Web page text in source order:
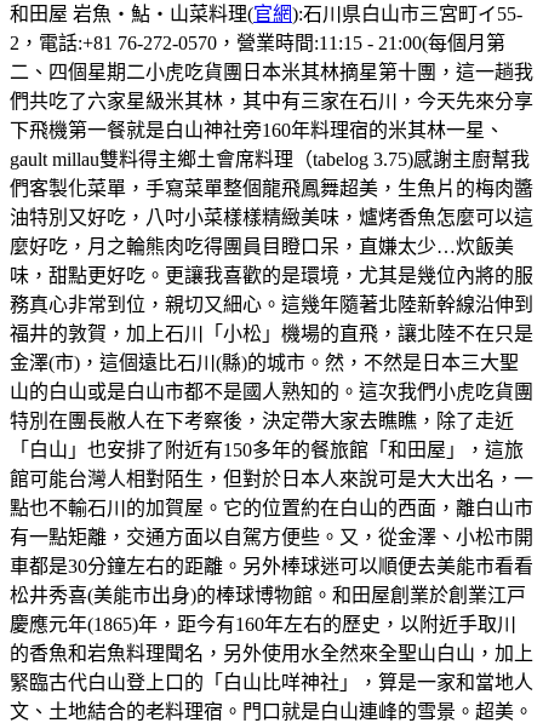
和田屋 岩魚・鮎・山菜料理(官網):石川県白山市三宮町イ55-
2，電話:+81 76-272-0570，營業時間:11:15 - 21:00(每個月第
二、四個星期二小虎吃貨團日本米其林摘星第十團，這一趟我
們共吃了六家星級米其林，其中有三家在石川，今天先來分享
下飛機第一餐就是白山神社旁160年料理宿的米其林一星、
gault millau雙料得主鄉土會席料理（tabelog 3.75)感謝主廚幫我
們客製化菜單，手寫菜單整個龍飛鳳舞超美，生魚片的梅肉醬
油特別又好吃，八吋小菜樣樣精緻美味，爐烤香魚怎麼可以這
麼好吃，月之輪熊肉吃得團員目瞪口呆，直嫌太少…炊飯美
味，甜點更好吃。更讓我喜歡的是環境，尤其是幾位內將的服
務真心非常到位，親切又細心。這幾年隨著北陸新幹線沿伸到
福井的敦賀，加上石川「小松」機場的直飛，讓北陸不在只是
金澤(市)，這個遠比石川(縣)的城市。然，不然是日本三大聖
山的白山或是白山市都不是國人熟知的。這次我們小虎吃貨團
特別在團長敝人在下考察後，決定帶大家去瞧瞧，除了走近
「白山」也安排了附近有150多年的餐旅館「和田屋」，這旅
館可能台灣人相對陌生，但對於日本人來說可是大大出名，一
點也不輸石川的加賀屋。它的位置約在白山的西面，離白山市
有一點矩離，交通方面以自駕方便些。又，從金澤、小松市開
車都是30分鐘左右的距離。另外棒球迷可以順便去美能市看看
松井秀喜(美能市出身)的棒球博物館。和田屋創業於創業江戸
慶應元年(1865)年，距今有160年左右的歷史，以附近手取川
的香魚和岩魚料理聞名，另外使用水全然來全聖山白山，加上
緊臨古代白山登上口的「白山比咩神社」，算是一家和當地人
文、土地結合的老料理宿。門口就是白山連峰的雪景。超美。